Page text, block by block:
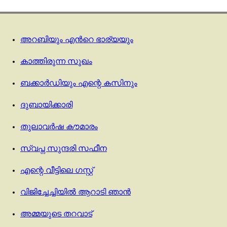
അറബിയും എൻറെ ഭാര്യയും
കാത്തിരുന്ന സുഖം
ബക്കാർഡിയും എന്റെ കസിനും
ദുബായിക്കാരി
തുലാവര്‍ഷ കൗമാരം
സ്വപ്ന സുന്ദരി സഫീന
എന്റെ വീട്ടിലെ ഗസ്റ്റ്‌
വിജിച്ചേച്ചിയിൽ ആറാടി ഞാൻ
അമ്മയുടെ തറവാട്